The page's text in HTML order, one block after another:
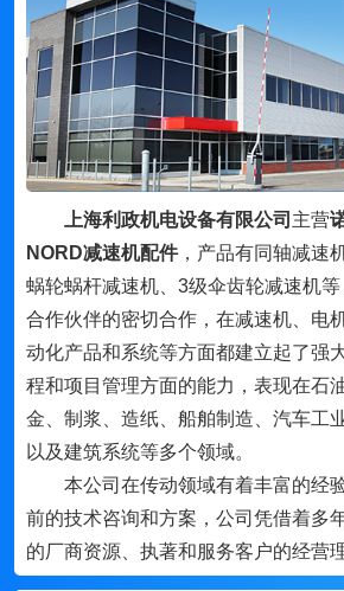
上海利政机电设备有限公司 主营
NORD减速机配件，产品有同轴减速
蜗轮蜗杆减速机、3级伞齿轮减速机
合作伙伴的密切合作，在减速机、电
动化产品和系统等方面都建立起了强
程和项目管理方面的能力，表现在石
金、制浆、造纸、船舶制造、汽车工
以及建筑系统等多个领域。
本公司在传动领域有着丰富的经
前的技术咨询和方案，公司凭借着多
的厂商资源、执著和服务客户的经营
力，与国内外的机电行业品牌及许多